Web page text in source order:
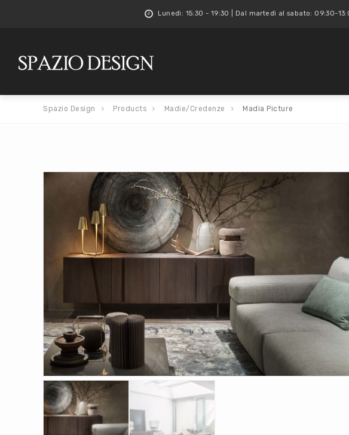
Lunedì: 15:30 - 19:30 | Dal martedì al sabato: 09:30-
Spazio Design Products Madie/Credenze Madia Picture